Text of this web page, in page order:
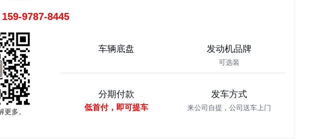
159-9787-8445
更多。
车辆底盘 发动机品牌
可选装
分期付款
低首付，即可提车
发车方式
来公司自提，公司送车上门